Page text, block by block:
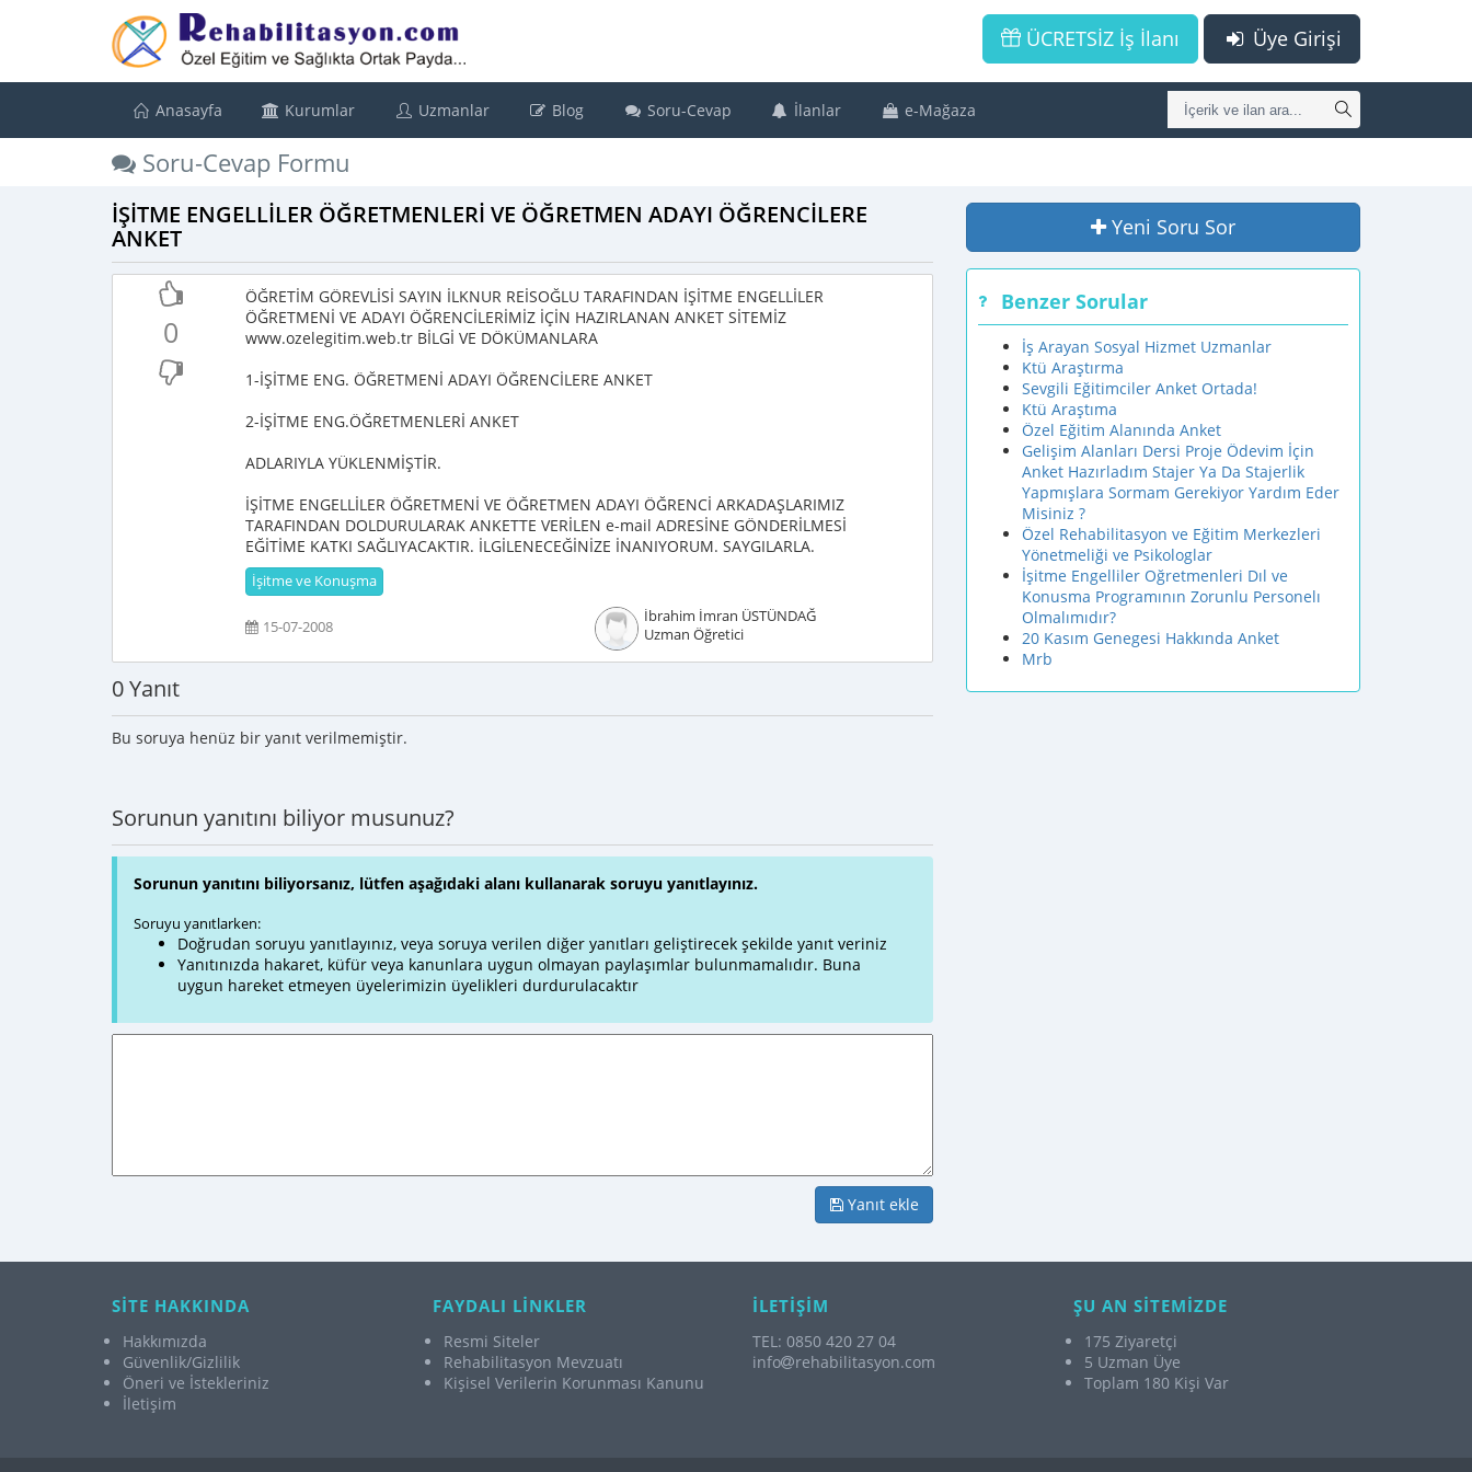
Üye Girişi
ÜCRETSİZ İş İlanı
Anasayfa Kurumlar Uzmanlar Blog Soru-Cevap İlanlar e-Mağaza
Soru-Cevap Formu
İŞİTME ENGELLİLER ÖĞRETMENLERİ VE ÖĞRETMEN ADAYI ÖĞRENCİLERE
ANKET
0
ÖĞRETİM GÖREVLİSİ SAYIN İLKNUR REİSOĞLU TARAFINDAN İŞİTME ENGELLİLER
ÖĞRETMENİ VE ADAYI ÖĞRENCİLERİMİZ İÇİN HAZIRLANAN ANKET SİTEMİZ
www.ozelegitim.web.tr BİLGİ VE DÖKÜMANLARA
1-İŞİTME ENG. ÖĞRETMENİ ADAYI ÖĞRENCİLERE ANKET
2-İŞİTME ENG.ÖĞRETMENLERİ ANKET
ADLARIYLA YÜKLENMİŞTİR.
İŞİTME ENGELLİLER ÖĞRETMENİ VE ÖĞRETMEN ADAYI ÖĞRENCİ ARKADAŞLARIMIZ
TARAFINDAN DOLDURULARAK ANKETTE VERİLEN e-mail ADRESİNE GÖNDERİLMESİ
EĞİTİME KATKI SAĞLIYACAKTIR. İLGİLENECEĞİNİZE İNANIYORUM. SAYGILARLA.
İşitme ve Konuşma
15-07-2008
İbrahim İmran ÜSTÜNDAĞ
Uzman Öğretici
0 Yanıt
Bu soruya henüz bir yanıt verilmemiştir.
Sorunun yanıtını biliyor musunuz?
Sorunun yanıtını biliyorsanız, lütfen aşağıdaki alanı kullanarak soruyu yanıtlayınız.
Soruyu yanıtlarken:
Doğrudan soruyu yanıtlayınız, veya soruya verilen diğer yanıtları geliştirecek şekilde yanıt veriniz
Yanıtınızda hakaret, küfür veya kanunlara uygun olmayan paylaşımlar bulunmamalıdır. Buna
uygun hareket etmeyen üyelerimizin üyelikleri durdurulacaktır
Yanıt ekle
Yeni Soru Sor
Benzer Sorular
İş Arayan Sosyal Hizmet Uzmanlar
Ktü Araştırma
Sevgili Eğitimciler Anket Ortada!
Ktü Araştıma
Özel Eğitim Alanında Anket
Gelişim Alanları Dersi Proje Ödevim İçin
Anket Hazırladım Stajer Ya Da Stajerlik
Yapmışlara Sormam Gerekiyor Yardım Eder
Misiniz ?
Özel Rehabilitasyon ve Eğitim Merkezleri
Yönetmeliği ve Psikologlar
İşitme Engelliler Oğretmenleri Dıl ve
Konusma Programının Zorunlu Personelı
Olmalımıdır?
20 Kasım Genegesi Hakkında Anket
Mrb
SİTE HAKKINDA
Hakkımızda
Güvenlik/Gizlilik
Öneri ve İstekleriniz
İletişim
FAYDALI LİNKLER
Resmi Siteler
Rehabilitasyon Mevzuatı
Kişisel Verilerin Korunması Kanunu
İLETİŞİM
TEL: 0850 420 27 04
info
rehabilitasyon.com
ŞU AN SİTEMİZDE
175 Ziyaretçi
5 Uzman Üye
Toplam 180 Kişi Var